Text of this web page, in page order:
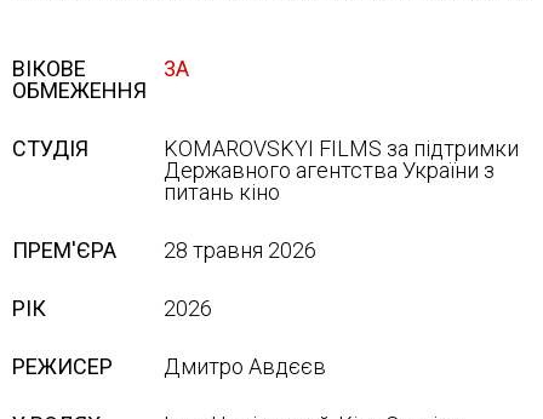
ВІКОВЕ
ОБМЕЖЕННЯ
3А
СТУДІЯ
KOMAROVSKYI FILMS за підтримки
Державного агентства України з
питань кіно
ПРЕМ'ЄРА 28 травня 2026
РІК 2026
РЕЖИСЕР Дмитро Авдєєв